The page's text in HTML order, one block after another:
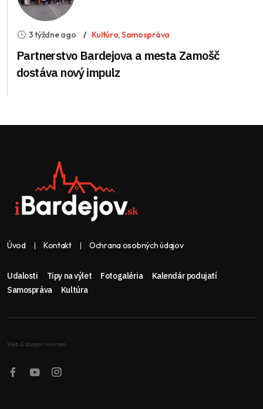
3 týždne ago Kultúra,Samospráva
Partnerstvo Bardejova a mesta Zamošč
dostáva nový impulz
Úvod Kontakt Ochrana osobných údajov
Udalosti Tipy na výlet Fotogaléria
Kalendár podujatí
Samospráva
Kultúra
Web & dizajn: nolimeo